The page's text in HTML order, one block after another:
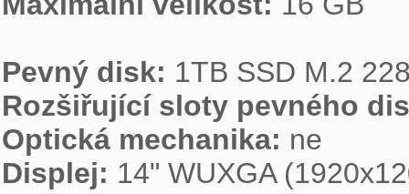
Pevný disk:
Rozšiřující sloty pevného
Optická mechanika:
Displej: 14" WUXGA